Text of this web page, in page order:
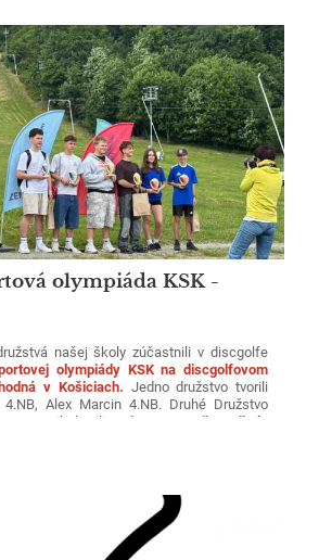
olympiáda KSK -
našej školy zúčastnili v discgolfe
olympiády KSK na discgolfovom
v Košiciach. Jedno družstvo tvorili
Alex Marcin 4.NB. Druhé Družstvo
1.NB, Nikola Fligová 4.NB.
Dvojica Nikola
obsadilikrásne tretie miesto.